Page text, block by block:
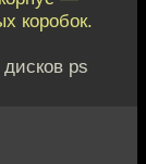
коробок.
ps